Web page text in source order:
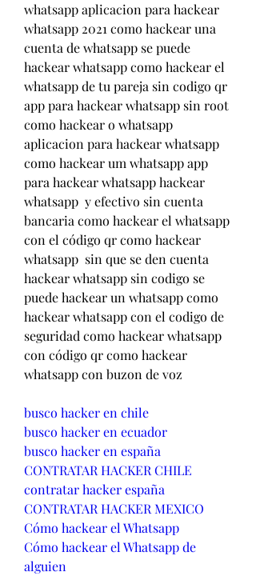
whatsapp aplicacion para hackear
whatsapp 2021 como hackear una
cuenta de whatsapp se puede
hackear whatsapp como hackear el
whatsapp de tu pareja sin codigo qr
app para hackear whatsapp sin root
como hackear o whatsapp
aplicacion para hackear whatsapp
como hackear um whatsapp app
para hackear whatsapp hackear
whatsapp  y efectivo sin cuenta
bancaria como hackear el whatsapp
con el código qr como hackear
whatsapp  sin que se den cuenta
hackear whatsapp sin codigo se
puede hackear un whatsapp como
hackear whatsapp con el codigo de
seguridad como hackear whatsapp
con código qr como hackear
whatsapp con buzon de voz
busco hacker en chile
busco hacker en ecuador
busco hacker en españa
CONTRATAR HACKER CHILE
contratar hacker españa
CONTRATAR HACKER MEXICO
Cómo hackear el Whatsapp
Cómo hackear el Whatsapp de
alguien